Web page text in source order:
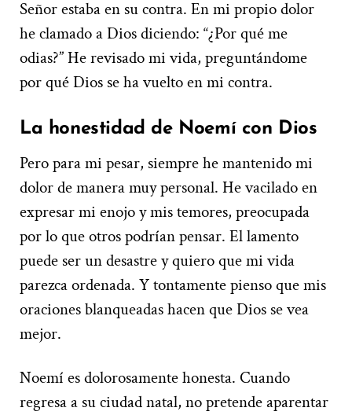
Señor estaba en su contra. En mi propio dolor
he clamado a Dios diciendo: “¿Por qué me
odias?” He revisado mi vida, preguntándome
por qué Dios se ha vuelto en mi contra.
La honestidad de Noemí con Dios
Pero para mi pesar, siempre he mantenido mi
dolor de manera muy personal. He vacilado en
expresar mi enojo y mis temores, preocupada
por lo que otros podrían pensar. El lamento
puede ser un desastre y quiero que mi vida
parezca ordenada. Y tontamente pienso que mis
oraciones blanqueadas hacen que Dios se vea
mejor.
Noemí es dolorosamente honesta. Cuando
regresa a su ciudad natal, no pretende aparentar